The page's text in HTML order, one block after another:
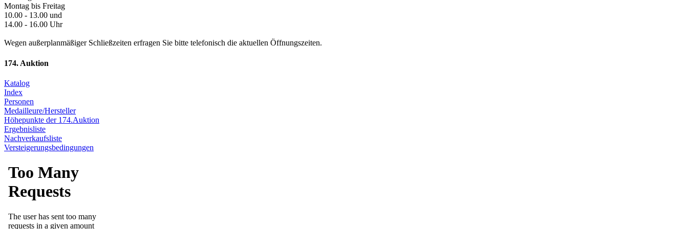
Montag bis Freitag
10.00 - 13.00 und
14.00 - 16.00 Uhr
Wegen außerplanmäßiger Schließzeiten erfragen Sie bitte telefonisch die aktuellen Öffnungszeiten.
174. Auktion
Katalog
Index
Personen
Medailleure/Hersteller
Höhepunkte der 174.Auktion
Ergebnisliste
Nachverkaufsliste
Versteigerungsbedingungen